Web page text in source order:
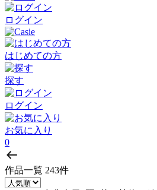
ログイン
はじめての方
探す
ログイン
お気に入り
0
作品一覧 243件